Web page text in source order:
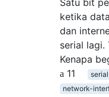
Satu bit
ketika
dan
serial lagi.
Kenapa
11
serial
network-